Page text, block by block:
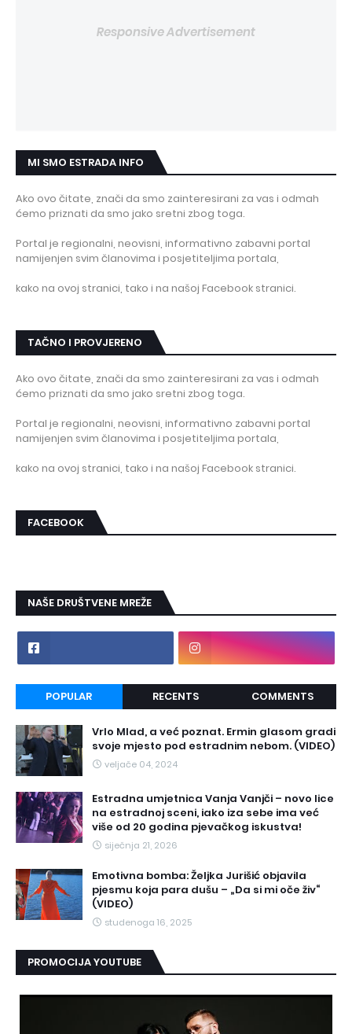
Responsive Advertisement
MI SMO ESTRADA INFO
Ako ovo čitate, znači da smo zainteresirani za vas i odmah
ćemo priznati da smo jako sretni zbog toga.
Portal je regionalni, neovisni, informativno zabavni portal
namijenjen svim članovima i posjetiteljima portala,
kako na ovoj stranici, tako i na našoj Facebook stranici.
TAČNO I PROVJERENO
Ako ovo čitate, znači da smo zainteresirani za vas i odmah
ćemo priznati da smo jako sretni zbog toga.
Portal je regionalni, neovisni, informativno zabavni portal
namijenjen svim članovima i posjetiteljima portala,
kako na ovoj stranici, tako i na našoj Facebook stranici.
FACEBOOK
NAŠE DRUŠTVENE MREŽE
POPULAR RECENTS COMMENTS
Vrlo Mlad, a već poznat. Ermin glasom gradi
svoje mjesto pod estradnim nebom. (VIDEO)
veljače 04, 2024
Estradna umjetnica Vanja Vanjči – novo lice
na estradnoj sceni, iako iza sebe ima već
više od 20 godina pjevačkog iskustva!
siječnja 21, 2026
Emotivna bomba: Željka Jurišić objavila
pjesmu koja para dušu – „Da si mi oče živ“
(VIDEO)
studenoga 16, 2025
PROMOCIJA YOUTUBE